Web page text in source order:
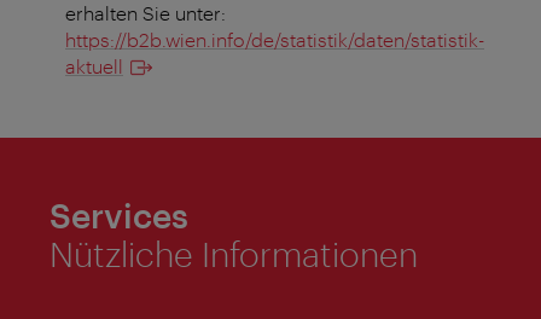
erhalten Sie unter:
https://b2b.wien.info/de/statistik/daten/statistik-
aktuell
Services
Nützliche Informationen